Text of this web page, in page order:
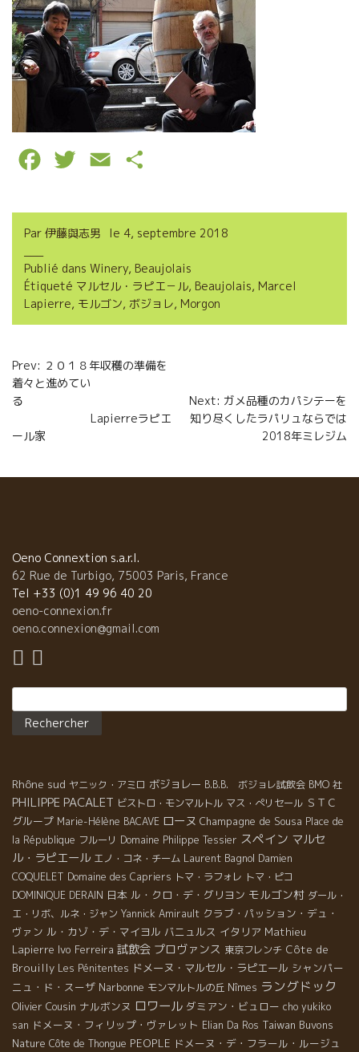
c
b
o
k
i
t
e
a
l
r
a
g
r
Par 伊藤與志男 le 4, septembre 2018
Publié dans Winery, Beaujolais
Étiqueté マルセル・ラピエ－ル, Beaujolais, Marcel
Lapierre, モルゴン, ボジョレ, Morgon
Navigation
de
l’article
Prev: ２０１８年収穫の準備を
着々と進めてい
る
Lapierreラピエ
ール家
Next: ガメ品種のカパシテーを
知り尽くしたラパリュならでは
2018年ミレジム
Oeno Connextion s.a.r.l.
62 Rue de Turbigo, 75003 Paris, France
Tel +33 (0)1 49 96 40 20
oeno-connexion.fr
oeno.connexion@gmail.com
Rhône sud ヤニック・アミロ ボジョレー B.B.B. ボジョレ試飲会 BMO 社
PHILIPPE PACALET ビストロ・モンマルトル マス・ぺリセール ＳＴＣ
グループ Marie-Hélène BACAVE ローヌ Champagne de Sousa Place de
la République フルーリ Domaine Philippe Tessier スペイン マルセ
ル・ラピエール エノ・コネ・チーム Laurent Bagnol Damien
COQUELET Domaine des Capriers トマ・ラフォレ トマ・ピコ
DOMINIQUE DERAIN 日本 ル・クロ・デ・グリヨン モルゴン村 ダール・
エ・リボ、ルネ・ジャン Yannick Amirault クラブ・パッション・デュ・
ヴァン ル・カゾ・デ・マイヨル バニュルス イタリア Mathieu
Lapierre Ivo Ferreira 試飲会 プロヴァンス 東京フレンチ Côte de
Brouilly Les Pénitentes ドメーヌ・マルセル・ラピエール シャンパー
ニュ・ド・スーザ Narbonne モンマルトルの丘 Nîmes ラングドック
Olivier Cousin ナルボンヌ ロワール ダミアン・ビュロー cho yukiko
san ドメーヌ・フィリップ・ヴァレット Elian Da Ros Taiwan Buvons
Nature Côte de Thongue PEOPLE ドメーヌ・デ・フラール・ルージュ